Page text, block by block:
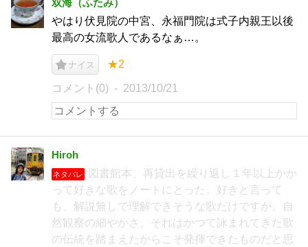
双海（ふたみ）
やはり伏見院の中宮、永福門院は式子内親王以後
最高の女流歌人であるなぁ…。
ナイス ★2
コメント(0) 2013/10/21
Hiroh
ネタバレ
図書館本、再貸出を繰り返し１年以上かか
って好きな歌をノートにとった。好きと言って
も、解説無しで理解できそうな歌だけですが。自
然観察の細やかさ。それはかつて詠まれてきた歌
の伝統を踏まえたからこそ発揮できたものだと思